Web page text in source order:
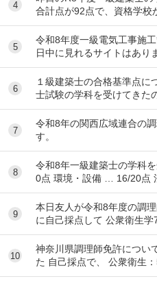
4
合計点が92点で、資格学校
図の準備は始めるべきでし
5
令和8年度一級電気工事施
日中に見れるサイトはあり
6
１級建築士の合格基準点に
士試験の学科を受けてきた
た。 各予備校の予想され
7
令和8年の関西広域連合の
す。
8
令和8年一級建築士の学科
0点 環境・設備 … 16/20点
...
9
本日友人が令和8年度の調
に自己採点して 公衆衛生学
学8/15 調理理論9/17 食文
10
神奈川県調理師免許につい
た 自己採点で、 公衆衛生
品衛生：10/15 調理理...